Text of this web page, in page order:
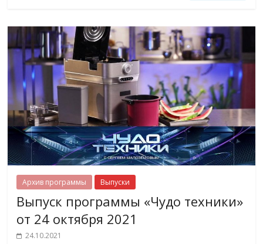
Архив программы Выпуски
Выпуск программы «Чудо техники»
от 24 октября 2021
24.10.2021